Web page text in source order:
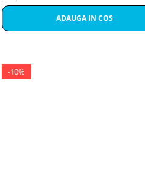
ADAUGA IN COS
-10%